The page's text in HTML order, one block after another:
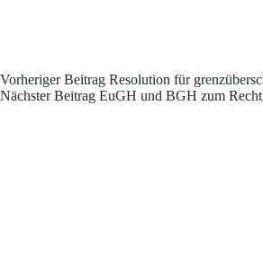
VorherigerBeitrag Resolution für
NächsterBeitrag EuGH und BGH zum Recht